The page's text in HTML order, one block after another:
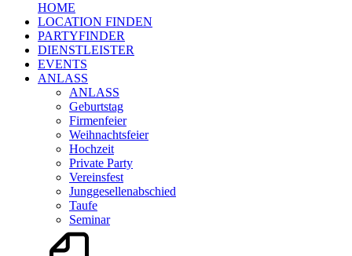
HOME
LOCATION FINDEN
PARTYFINDER
DIENSTLEISTER
EVENTS
ANLASS
ANLASS
Geburtstag
Firmenfeier
Weihnachtsfeier
Hochzeit
Private Party
Vereinsfest
Junggesellenabschied
Taufe
Seminar